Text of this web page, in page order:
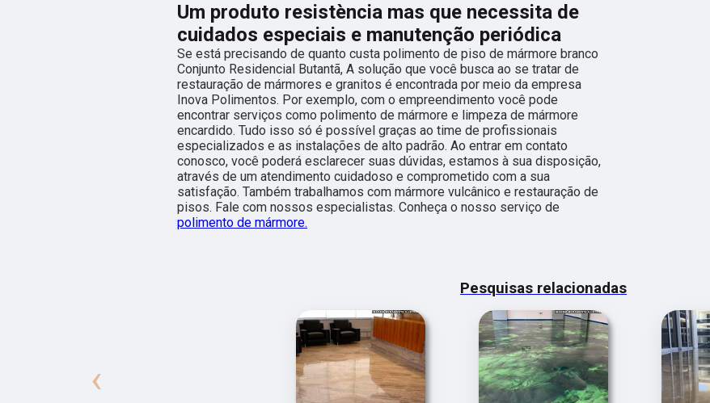
Um produto resistència mas que necessita de
cuidados especiais e manutenção periódica
Se está precisando de quanto custa polimento de piso de mármore branco
Conjunto Residencial Butantã, A solução que você busca ao se tratar de
restauração de mármores e granitos é encontrada por meio da empresa
Inova Polimentos. Por exemplo, com o empreendimento você pode
encontrar serviços como polimento de mármore e limpeza de mármore
encardido. Tudo isso só é possível graças ao time de profissionais
especializados e as instalações de alto padrão. Ao entrar em contato
conosco, você poderá esclarecer suas dúvidas, estamos à sua disposição,
através de um atendimento cuidadoso e comprometido com a sua
satisfação. Também trabalhamos com mármore vulcânico e restauração de
pisos. Fale com nossos especialistas. Conheça o nosso serviço de
polimento de mármore.
Pesquisas relacionadas
‹